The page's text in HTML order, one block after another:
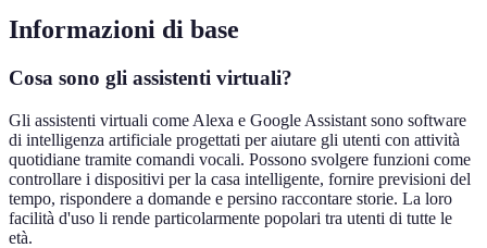
Informazioni di base
Cosa sono gli assistenti virtuali?
Gli assistenti virtuali come Alexa e Google Assistant sono software
di intelligenza artificiale progettati per aiutare gli utenti con attività
quotidiane tramite comandi vocali. Possono svolgere funzioni come
controllare i dispositivi per la casa intelligente, fornire previsioni del
tempo, rispondere a domande e persino raccontare storie. La loro
facilità d'uso li rende particolarmente popolari tra utenti di tutte le
età.